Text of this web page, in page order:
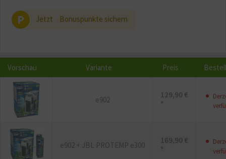
P Jetzt Bonuspunkte sichern
Vorschau Variante Preis
e902
129,90 €
*
e902 + JBL PROTEMP e300
169,90 €
*